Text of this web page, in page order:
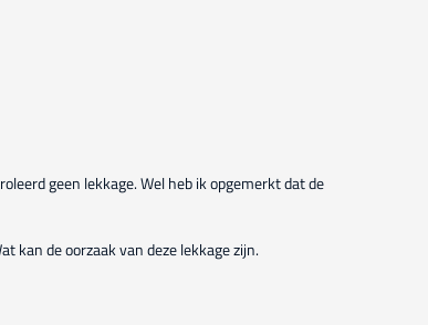
geen lekkage. Wel heb ik opgemerkt dat de
kan de oorzaak van deze lekkage zijn.